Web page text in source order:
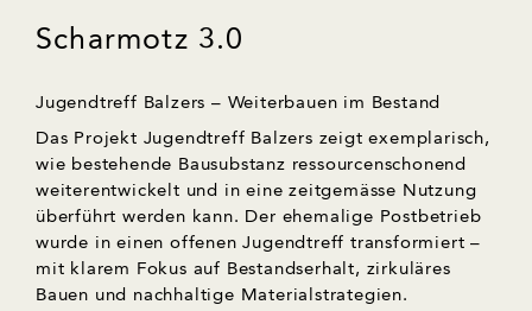
Scharmotz 3.0
Jugendtreff Balzers – Weiterbauen im Bestand
Das Projekt Jugendtreff Balzers zeigt exemplarisch,
wie bestehende Bausubstanz ressourcenschonend
weiterentwickelt und in eine zeitgemässe Nutzung
überführt werden kann. Der ehemalige Postbetrieb
wurde in einen offenen Jugendtreff transformiert –
mit klarem Fokus auf Bestandserhalt, zirkuläres
Bauen und nachhaltige Materialstrategien.